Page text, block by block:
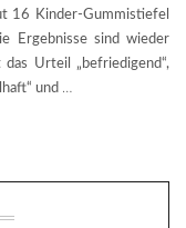
16 Kinder-Gummistiefel
Ergebnisse sind wieder
Urteil „befriedigend“,
und …